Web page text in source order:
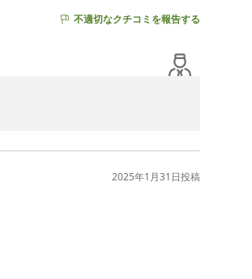
不適切なクチコミを報告する
一同大変うれしく思っておりま
。
もフロント係へお申し付けくだ
2025年1月31日投稿